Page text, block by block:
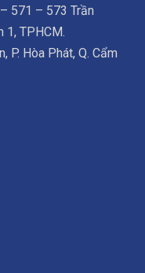
571 – 573 Trần
1, TPHCM.
P. Hòa Phát, Q. Cẩm